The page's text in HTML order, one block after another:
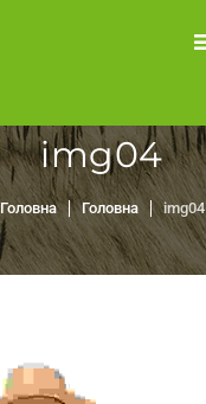
img04
Головна Головна img04